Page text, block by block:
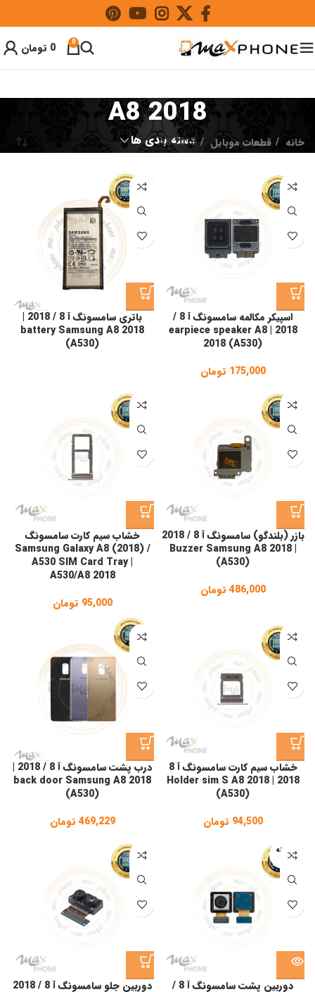
0
0 تومان
A8 2018
دسته بندی ها خانه قطعات موبایل A8 2018
اسپیکر مکالمه سامسونگ آ 8 /
2018 | earpiece speaker A8
2018 (A530)
175,000 تومان
باتری سامسونگ آ 8 / 2018 |
battery Samsung A8 2018
(A530)
بازر (بلندگو) سامسونگ آ 8 / 2018
| Buzzer Samsung A8 2018
(A530)
486,000 تومان
خشاب سیم کارت سامسونگ
Samsung Galaxy A8 (2018) /
A530 SIM Card Tray |
A530/A8 2018
95,000 تومان
خشاب سیم کارت سامسونگ آ 8
2018 | Holder sim S A8 2018
(A530)
94,500 تومان
درب پشت سامسونگ آ 8 / 2018 |
back door Samsung A8 2018
(A530)
469,229 تومان
فروخته
شده
دوربین پشت سامسونگ آ 8 /
دوربین جلو سامسونگ آ 8 / 2018